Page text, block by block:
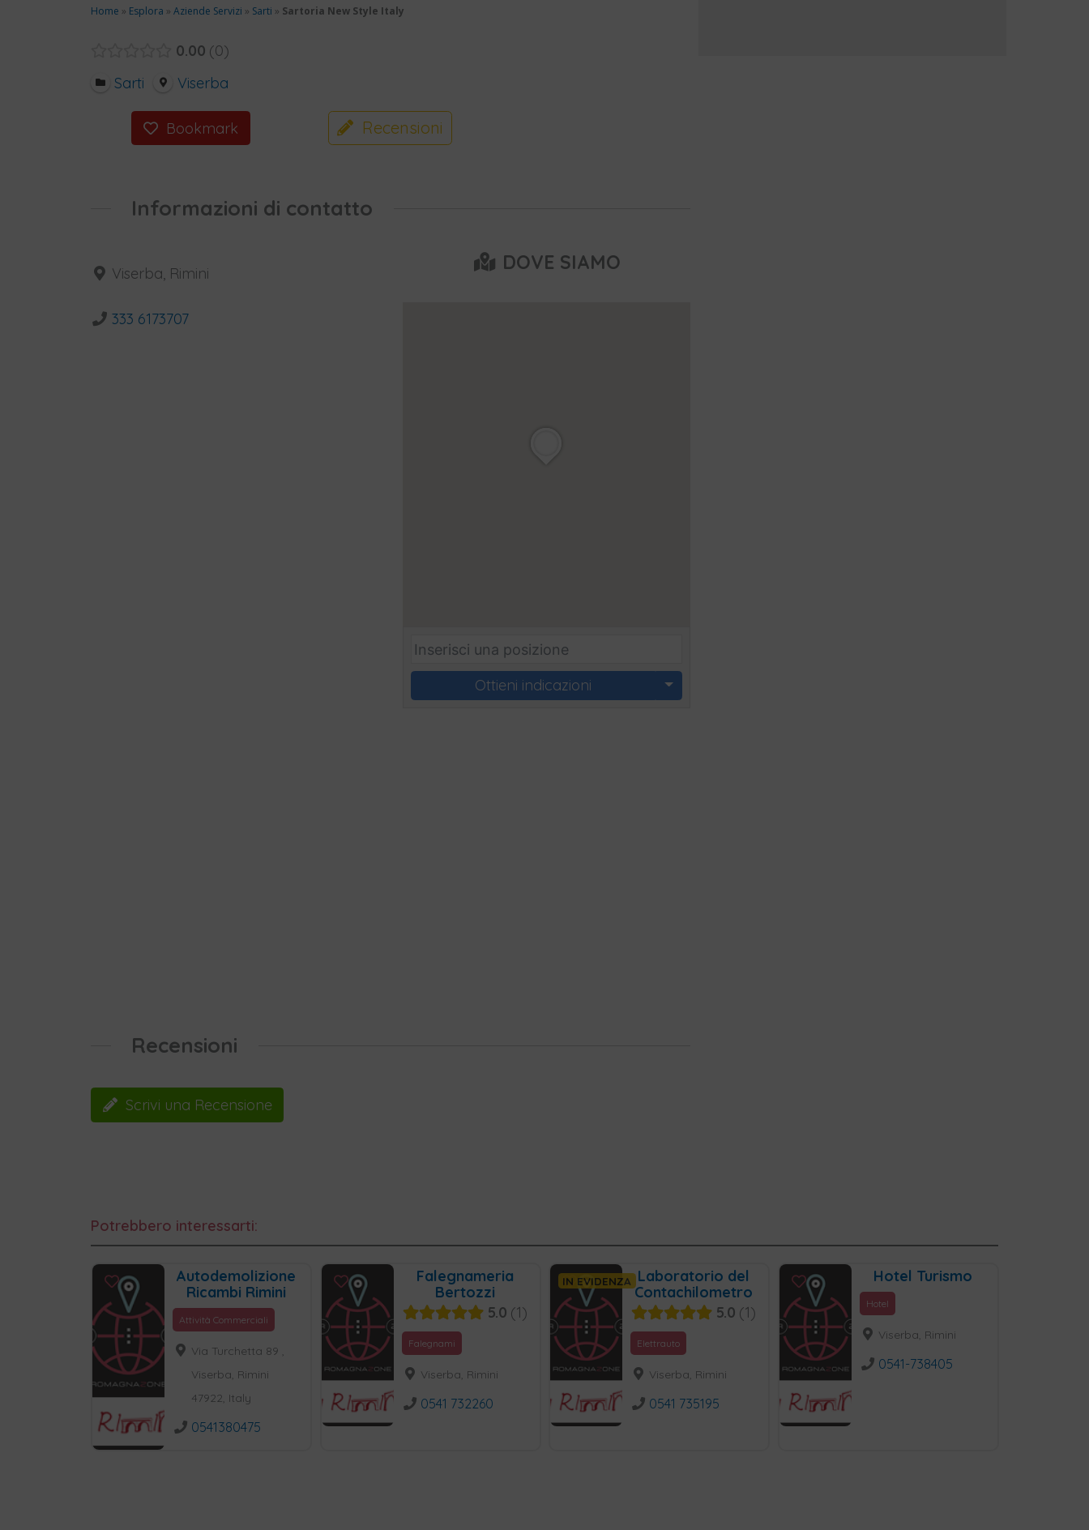
Home » Esplora » Aziende Servizi » Sarti » Sartoria New Style Italy
0.00 0
Sarti
Viserba
Bookmark Recensioni
Informazioni di contatto
Viserba, Rimini
333 6173707
DOVE SIAMO
Ottieni indicazioni
Recensioni
Scrivi una Recensione
Potrebbero interessarti:
Autodemolizione
Ricambi Rimini
Attività Commerciali
Via Turchetta 89 ,
Viserba, Rimini
47922, Italy
0541380475
Falegnameria
Bertozzi
5.0 1
Falegnami
Viserba, Rimini
0541 732260
Laboratorio del
Contachilometro
5.0 1
Elettrauto
Viserba, Rimini
0541 735195
IN EVIDENZA Hotel Turismo
Hotel
Viserba, Rimini
0541-738405